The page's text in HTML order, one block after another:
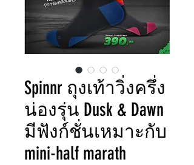
Spinnr ถุงเท้าวิ่งครึ่ง
น่องรุ่น Dusk & Dawn
มีฟังก์ชั่นเหมาะกับ
mini-half marath